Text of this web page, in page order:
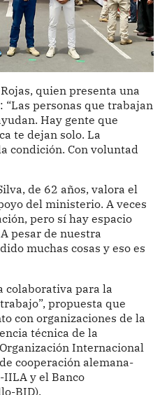
quien presenta una
personas que trabajan
Hay gente que
te dejan solo. La
condición. Con voluntad
de 62 años, valora el
del ministerio. A veces
pero sí hay espacio
pesar de nuestra
muchas cosas y eso es
colaborativa para la
propuesta que
con organizaciones de la
técnica de la
Internacional
cooperación alemana-
y el Banco
BID).